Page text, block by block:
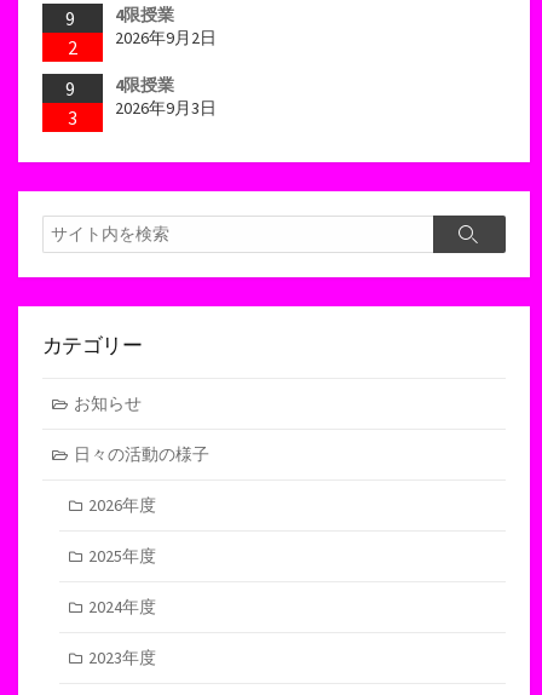
9
2
4限授業
2026年9月2日
9
3
4限授業
2026年9月3日
検
索
検
カテゴリー
お知らせ
日々の活動の様子
2026年度
2025年度
2024年度
2023年度